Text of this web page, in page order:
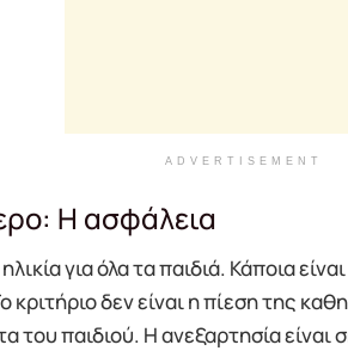
ADVERTISEMENT
Η ασφάλεια
για όλα τα παιδιά. Κάποια
δεν είναι η πίεση της
του παιδιού. Η ανεξαρτησία